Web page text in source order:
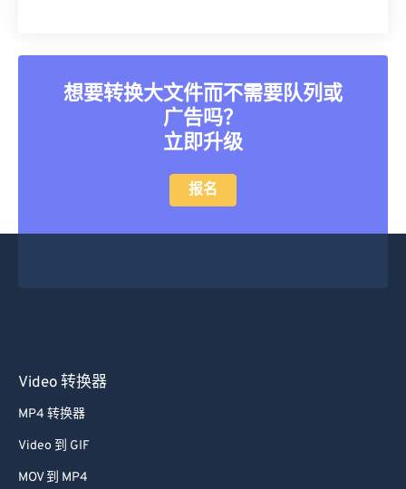
想要转换大文件而不需要队列或
广告吗？
立即升级
报名
Video 转换器
MP4 转换器
Video 到 GIF
MOV 到 MP4